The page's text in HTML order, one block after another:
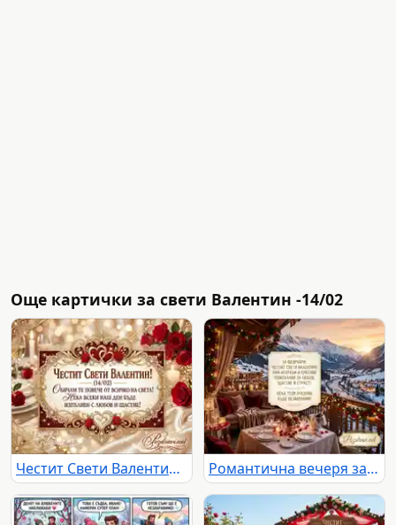
Още картички за свети Валентин -14/02
Честит Свети Валентин! Романтична картичка с пожелание за любов и щастие, рози и шампанско. Романтична вечеря за Свети Валентин с планински изглед и пожелания за любов и щастие.